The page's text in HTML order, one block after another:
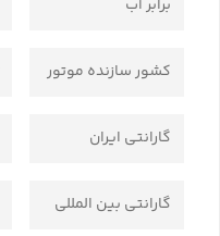
برابر آب
کشور سازنده موتور
گارانتی ایران
گارانتی بین المللی